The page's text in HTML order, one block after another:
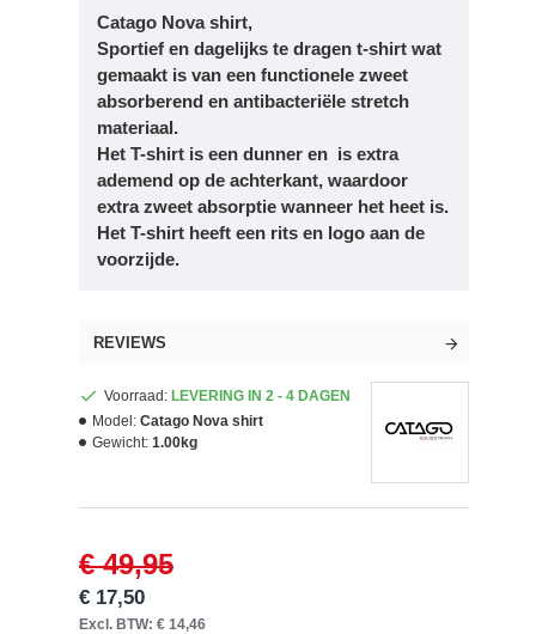
Catago Nova shirt,
Sportief en dagelijks te dragen t-shirt wat
gemaakt is van een functionele zweet
absorberend en antibacteriële stretch
materiaal.
Het T-shirt is een dunner en is extra
ademend op de achterkant, waardoor
extra zweet absorptie wanneer het heet is.
Het T-shirt heeft een rits en logo aan de
voorzijde.
REVIEWS
Voorraad: LEVERING IN 2 - 4 DAGEN
Model: Catago Nova shirt
Gewicht: 1.00kg
€ 17,50
€ 49,95
Excl. BTW: € 14,46